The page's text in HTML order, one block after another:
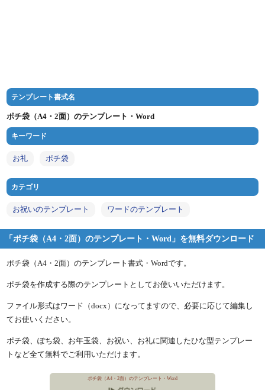
テンプレート書式名
ポチ袋（A4・2面）のテンプレート・Word
キーワード
お礼 ポチ袋
カテゴリ
お祝いのテンプレート ワードのテンプレート
「ポチ袋（A4・2面）のテンプレート・Word」を無料ダウンロード
ポチ袋（A4・2面）のテンプレート書式・Wordです。
ポチ袋を作成する際のテンプレートとしてお使いいただけます。
ファイル形式はワード（docx）になってますので、必要に応じて編集し
てお使いください。
ポチ袋、ぽち袋、お年玉袋、お祝い、お礼に関連したひな型テンプレー
トなど全て無料でご利用いただけます。
ポチ袋（A4・2面）のテンプレート・Word